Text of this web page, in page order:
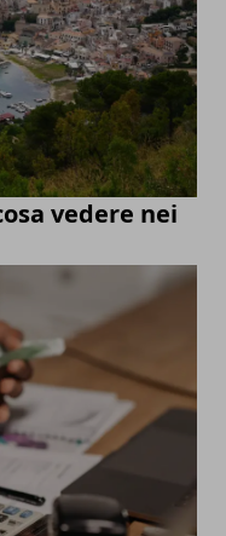
vedere nei